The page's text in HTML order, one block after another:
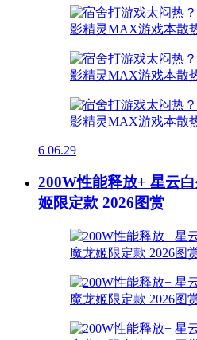
6 06.29
200W性能释放+ 星云
姬限定款 2026图赏